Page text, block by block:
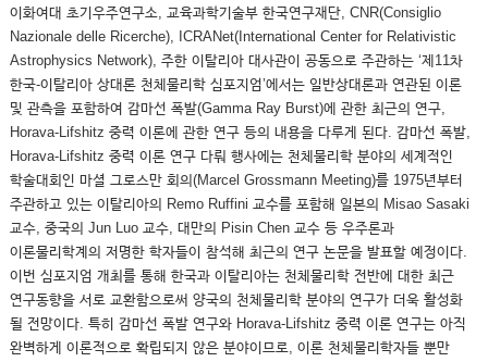
이화여대 초기우주연구소, 교육과학기술부 한국연구재단, CNR(Consiglio
Nazionale delle Ricerche), ICRANet(International Center for Relativistic
Astrophysics Network), 주한 이탈리아 대사관이 공동으로 주관하는 ‘제11차
한국-이탈리아 상대론 천체물리학 심포지엄’에서는 일반상대론과 연관된 이론
및 관측을 포함하여 감마선 폭발(Gamma Ray Burst)에 관한 최근의 연구,
Horava-Lifshitz 중력 이론에 관한 연구 등의 내용을 다루게 된다. 감마선 폭발,
Horava-Lifshitz 중력 이론 연구 다뤄 행사에는 천체물리학 분야의 세계적인
학술대회인 마셜 그로스만 회의(Marcel Grossmann Meeting)를 1975년부터
주관하고 있는 이탈리아의 Remo Ruffini 교수를 포함해 일본의 Misao Sasaki
교수, 중국의 Jun Luo 교수, 대만의 Pisin Chen 교수 등 우주론과
이론물리학계의 저명한 학자들이 참석해 최근의 연구 논문을 발표할 예정이다.
이번 심포지엄 개최를 통해 한국과 이탈리아는 천체물리학 전반에 대한 최근
연구동향을 서로 교환함으로써 양국의 천체물리학 분야의 연구가 더욱 활성화
될 전망이다. 특히 감마선 폭발 연구와 Horava-Lifshitz 중력 이론 연구는 아직
완벽하게 이론적으로 확립되지 않은 분야이므로, 이론 천체물리학자들 뿐만